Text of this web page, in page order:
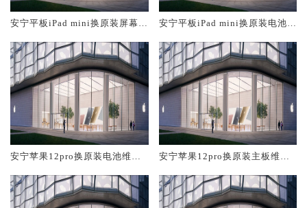
安宁平板iPad mini换原装屏幕服
安宁平板iPad mini换原装电池维
安宁苹果12pro换原装电池维修
安宁苹果12pro换原装主板维修